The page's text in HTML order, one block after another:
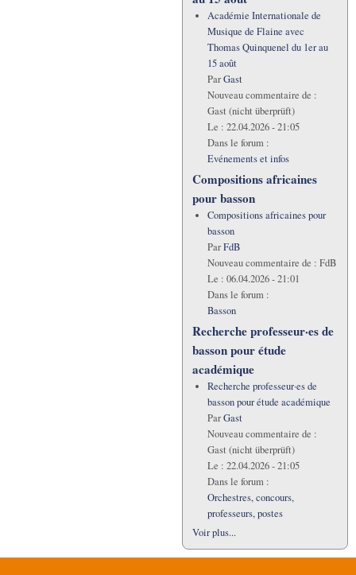
Académie Internationale de
Musique de Flaine avec
Thomas Quinquenel du 1er au
15 août
ParGast
Nouveau commentaire de :
Gast (nicht überprüft)
Le : 22.04.2026 - 21:05
Dans le forum :
Evénements et infos
Compositions africaines
pour basson
Compositions africaines pour
basson
ParFdB
Nouveau commentaire de : FdB
Le : 06.04.2026 - 21:01
Dans le forum :
Basson
Recherche professeur·es de
basson pour étude
académique
Recherche professeur·es de
basson pour étude académique
ParGast
Nouveau commentaire de :
Gast (nicht überprüft)
Le : 22.04.2026 - 21:05
Dans le forum :
Orchestres, concours,
professeurs, postes
Voir plus...